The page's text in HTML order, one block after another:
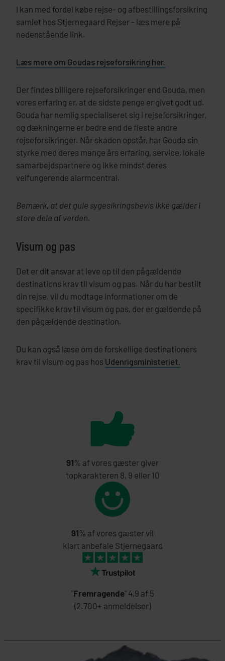
I kan med fordel købe rejse- og afbestillingsforsikring
samlet hos Stjernegaard Rejser - læs mere på
nedenstående link.
Læs mere om Goudas rejseforsikring her.
Der findes billigere rejseforsikringer end Gouda, men
vores erfaring er, at de sidste penge er givet godt ud.
Gouda har nemlig specialiseret sig i rejseforsikringer,
og dækningerne er bedre end de fleste andre
rejseforsikringer. Når skaden opstår, har Gouda sin
styrke med deres mange års erfaring, service, lokale
samarbejdspartnere og ikke mindst deres
velfungerende alarmcentral.
Bemærk, at det gule sygesikringsbevis ikke gælder i
store dele af verden.
Visum og pas
Det er dit ansvar at leve op til den pågældende
destinations krav til visum og pas. Når du har bestilt
din rejse, vil du modtage informationer om de
specifikke krav til visum og pas, der er gældende på
den pågældende destination.
Du kan også læse om de forskellige destinationers
krav til visum og pas hos Udenrigsministeriet.
91% af vores gæster giver
topkarakteren 8, 9 eller 10
91% af vores gæster vil
klart anbefale Stjernegaard
"Fremragende" 4,9 af 5
(2.700+ anmeldelser)